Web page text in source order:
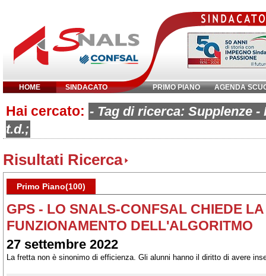
HOME SINDACATO PRIMO PIANO AGENDA
Inserisci parola chiave:
Hai cercato: - Tag di ricerca: Supplenze
t.d.;
Risultati Ricerca
Primo Piano(100)
GPS - LO SNALS-CONFSAL CHIEDE
FUNZIONAMENTO DELL'ALGORITMO
27 settembre 2022
La fretta non è sinonimo di efficienza. Gli alunni hanno il diritto di avere